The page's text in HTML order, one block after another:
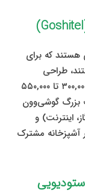
که برای
طراحی
شده‌اند. هزینه آن‌ها بسیار پایین و حدوداً بین ۳۰۰,۰۰۰ تا ۵۵۰,۰۰۰
مزیت بزرگ گوشی‌وون
اینترنت) و
آشپزخانه مشترک